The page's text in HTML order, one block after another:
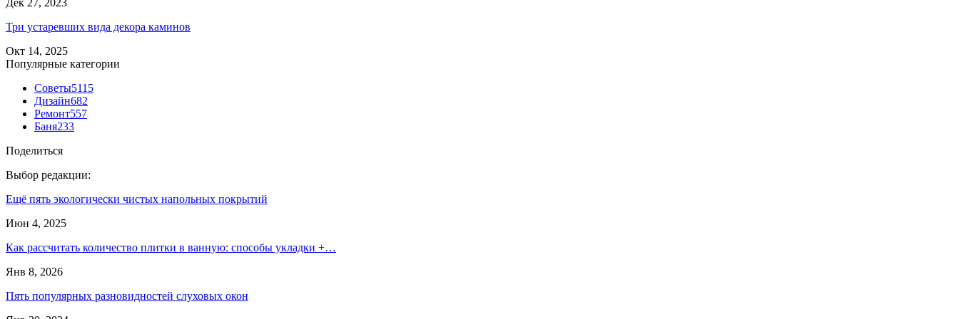
Дек 27, 2023
Три устаревших вида декора каминов
Окт 14, 2025
Популярные категории
Советы5115
Дизайн682
Ремонт557
Баня233
Поделиться
Выбор редакции:
Ещё пять экологически чистых напольных покрытий
Июн 4, 2025
Как рассчитать количество плитки в ванную: способы укладки +…
Янв 8, 2026
Пять популярных разновидностей слуховых окон